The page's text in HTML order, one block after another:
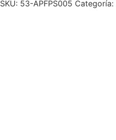
SKU: 53-APFPS005 Categoría: